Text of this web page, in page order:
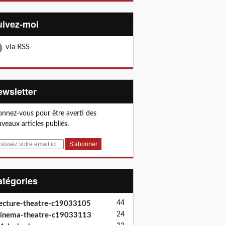
moi
via RSS
vous pour être averti des
articles publiés.
theatre-c19033105 44
theatre-c19033113 24